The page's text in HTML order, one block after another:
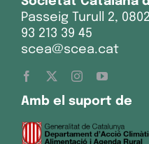
Passeig Turull 2,
93 213 39 45
scea@scea.cat
Amb el suport de